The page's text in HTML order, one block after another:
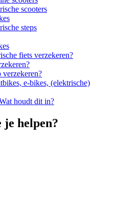
scooters
steps
fiets verzekeren?
e-bikes, (elektrische)
houdt dit in?
je helpen?